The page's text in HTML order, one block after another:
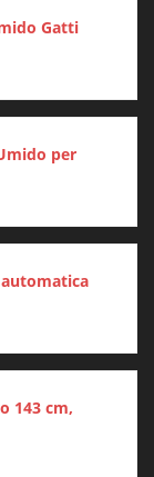
Gatti
per
143 cm,